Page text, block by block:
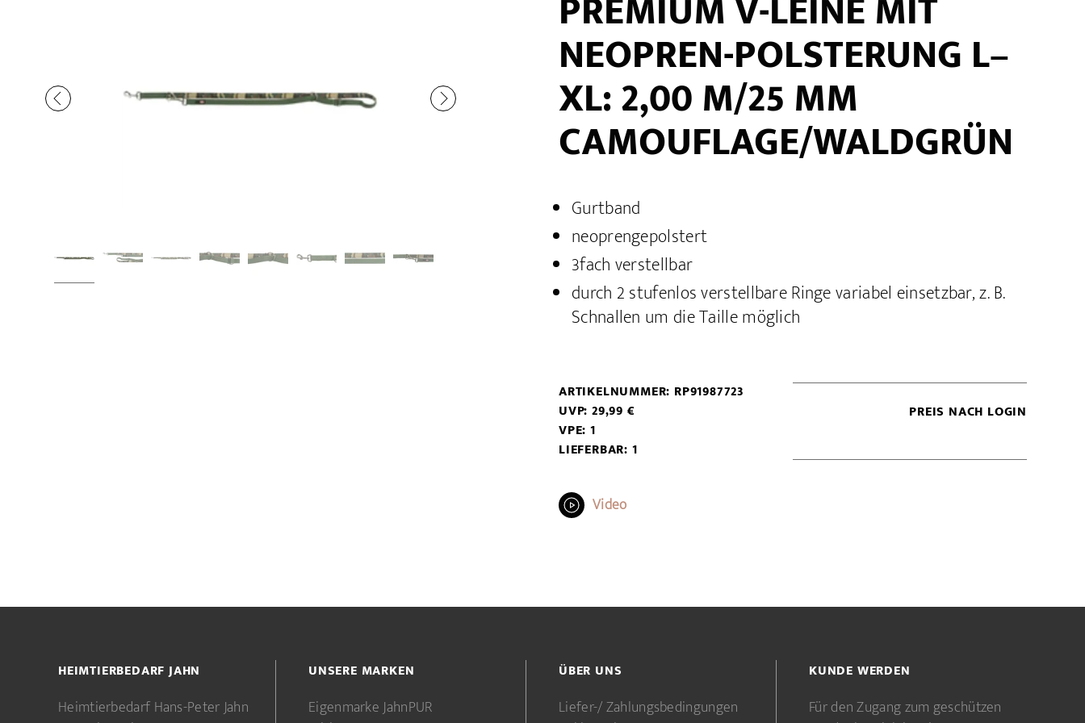
NEOPREN-POLSTERUNG L–
XL: 2,00 M/25 MM
CAMOUFLAGE/WALDGRÜN
Gurtband
neoprengepolstert
3fach verstellbar
durch 2 stufenlos verstellbare Ringe variabel einsetzbar, z. B.
Schnallen um die Taille möglich
ARTIKELNUMMER: RP91987723
UVP: 29,99 €
VPE: 1
LIEFERBAR: 1
PREIS NACH LOGIN
Video
HEIMTIERBEDARF JAHN
Heimtierbedarf Hans-Peter Jahn
UNSERE MARKEN
Eigenmarke JahnPUR
ÜBER UNS
Liefer-/ Zahlungsbedingungen
KUNDE WERDEN
Für den Zugang zum geschützen